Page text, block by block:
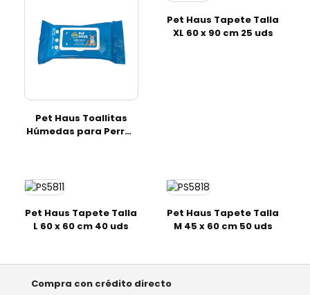
Pet Haus Toallitas
Húmedas para Perros
Pet Haus Tapete Talla
XL 60 x 90 cm 25 uds
Pet Haus Tapete Talla
L 60 x 60 cm 40 uds
Pet Haus Tapete Talla
M 45 x 60 cm 50 uds
Compra con crédito directo